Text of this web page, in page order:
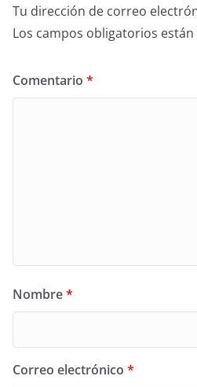
Tu dirección de correo
Los campos obligatorios
Comentario *
Nombre*
Correo electrónico *